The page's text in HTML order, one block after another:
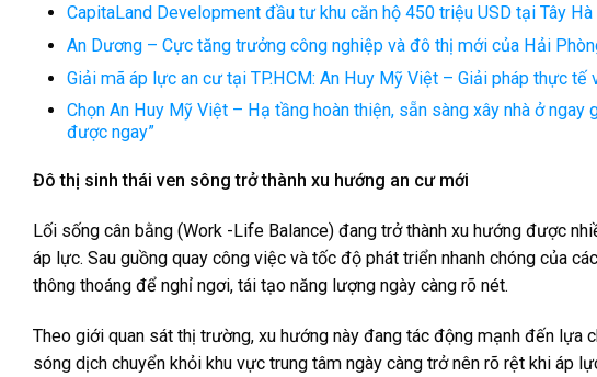
CapitaLand Development đầu tư khu căn hộ 450 triệu USD tại Tây Hà
An Dương – Cực tăng trưởng công nghiệp và đô thị mới của Hải
Giải mã áp lực an cư tại TP.HCM: An Huy Mỹ Việt – Giải pháp thực
Chọn An Huy Mỹ Việt – Hạ tầng hoàn thiện, sẵn sàng xây nhà ở ngay
được ngay”
Đô thị sinh thái ven sông trở thành xu hướng an cư mới
Lối sống cân bằng (Work -Life Balance) đang trở thành xu hướng được
áp lực. Sau guồng quay công việc và tốc độ phát triển nhanh chóng của
thông thoáng để nghỉ ngơi, tái tạo năng lượng ngày càng rõ nét.
Theo giới quan sát thị trường, xu hướng này đang tác động mạnh đến lựa
sóng dịch chuyển khỏi khu vực trung tâm ngày càng trở nên rõ rệt khi áp